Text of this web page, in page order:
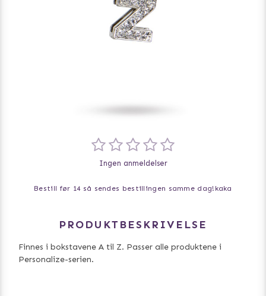
Ingen anmeldelser
Bestill før 14 så sendes bestillingen samme dag! kaka
PRODUKTBESKRIVELSE
Finnes i bokstavene A til Z. Passer alle produktene i
Personalize-serien.